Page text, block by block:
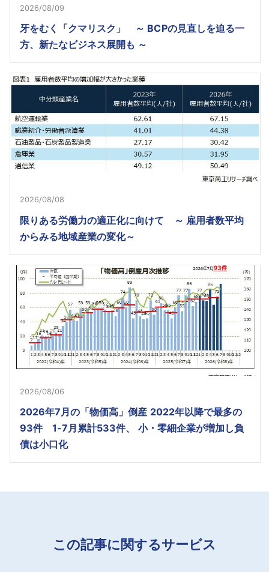
2026/08/09
牙をむく「クマリスク」 ～ BCPの見直しを迫る一
方、新たなビジネス展開も ～
2026/08/08
限りある労働力の適正化に向けて ～ 雇用者数平均
からみる地域産業の変化～
2026/08/06
2026年7月の「物価高」倒産 2022年以降で最多の
93件 1-7月累計533件、 小・零細企業が増加し負
債は小口化
この記事に関するサービス